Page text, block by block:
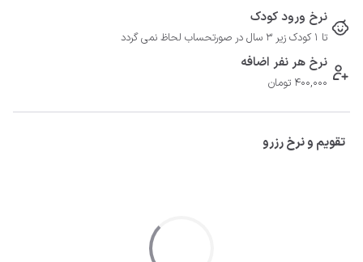
نرخ ورود کودک
تا 1 کودک زیر 3 سال در صورتحساب لحاظ نمی گردد
نرخ هر نفر اضافه
400,000 تومان
تقویم و نرخ رزرو